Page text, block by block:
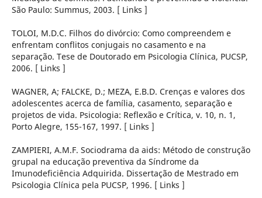
São Paulo: Summus, 2003. [ Links ]
TOLOI, M.D.C. Filhos do divórcio: Como compreendem e
enfrentam conflitos conjugais no casamento e na
separação. Tese de Doutorado em Psicologia Clínica, PUCSP,
2006. [ Links ]
WAGNER, A; FALCKE, D.; MEZA, E.B.D. Crenças e valores dos
adolescentes acerca de família, casamento, separação e
projetos de vida. Psicologia: Reflexão e Crítica, v. 10, n. 1,
Porto Alegre, 155-167, 1997. [ Links ]
ZAMPIERI, A.M.F. Sociodrama da aids: Método de construção
grupal na educação preventiva da Síndrome da
Imunodeficiência Adquirida. Dissertação de Mestrado em
Psicologia Clínica pela PUCSP, 1996. [ Links ]